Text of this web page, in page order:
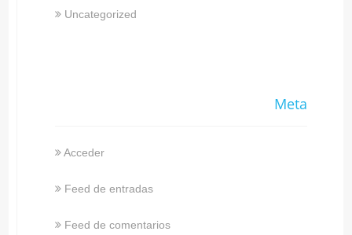
Uncategorized
Meta
Acceder
Feed de entradas
Feed de comentarios